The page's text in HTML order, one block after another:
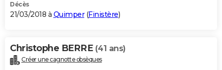
Décès
21/03/2018 à Quimper(Finistère)
Christophe BERRE (41 ans)
Créer une cagnotte obsèques